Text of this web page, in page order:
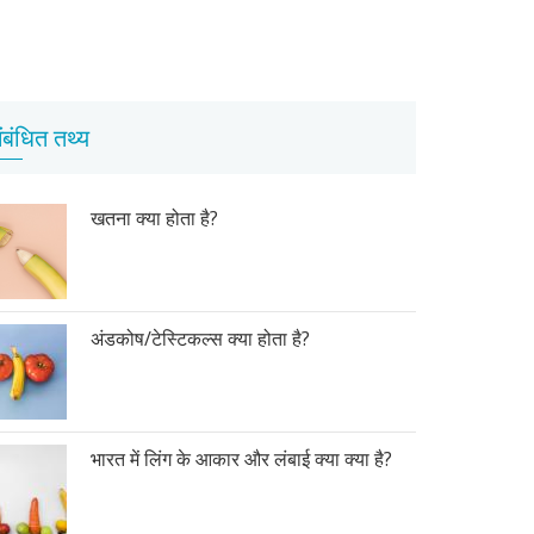
तथ्य
खतना क्या होता है?
अंडकोष/टेस्टिकल्स क्या होता है?
भारत में लिंग के आकार और लंबाई क्या क्या है?